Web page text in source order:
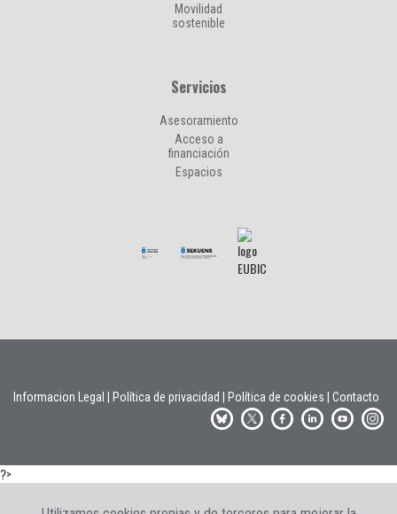
Movilidad
sostenible
Servicios
Asesoramiento
Acceso a
financiación
Espacios
Informacion Legal Política de privacidad Política de cookies Contacto
?>